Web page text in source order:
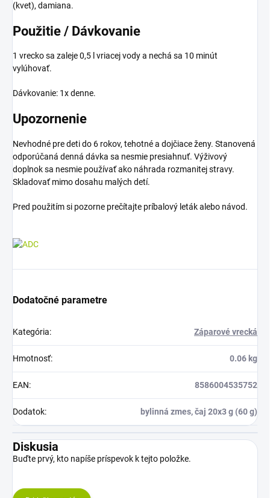
(kvet), damiana.
Použitie / Dávkovanie
1 vrecko sa zaleje 0,5 l vriacej vody a nechá sa 10 minút
vylúhovať.
Dávkovanie: 1x denne.
Upozornenie
Nevhodné pre deti do 6 rokov, tehotné a dojčiace ženy. Stanovená
odporúčaná denná dávka sa nesmie presiahnuť. Výživový
doplnok sa nesmie používať ako náhrada rozmanitej stravy.
Skladovať mimo dosahu malých detí.
Pred použitím si pozorne prečítajte príbalový leták alebo návod.
Dodatočné parametre
Kategória: Záparové vrecká
Hmotnosť: 0.06 kg
EAN: 8586004535752
Dodatok: bylinná zmes, čaj 20x3 g (60 g)
Diskusia
Buďte prvý, kto napíše príspevok k tejto položke.